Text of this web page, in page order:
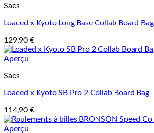
Sacs
Loaded x Kyoto Long Base Collab Board Bag
129,90 €
Aperçu
Sacs
Loaded x Kyoto SB Pro 2 Collab Board Bag
114,90 €
Aperçu